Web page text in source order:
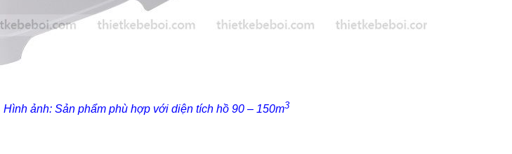
Hình ảnh: Sản phẩm phù hợp với diện tích hồ 90 – 150m3